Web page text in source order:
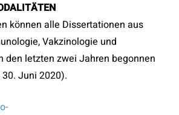
können alle Dissertationen aus
Vakzinologie und
den letzten zwei Jahren begonnen
Juni 2020).